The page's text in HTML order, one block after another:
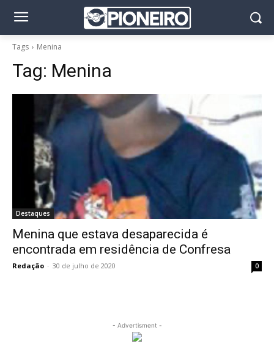
Tags Menina
Tag: Menina
Destaques
Menina que estava desaparecida é
encontrada em residência de Confresa
Redação - 30 de julho de 2020 0
- Advertisment -